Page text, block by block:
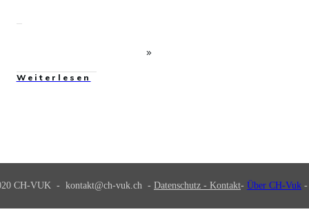
Weiterlesen
CH-VUK - kontakt@ch-vuk.ch - Datenschutz - Kontakt- Über CH-Vuk -